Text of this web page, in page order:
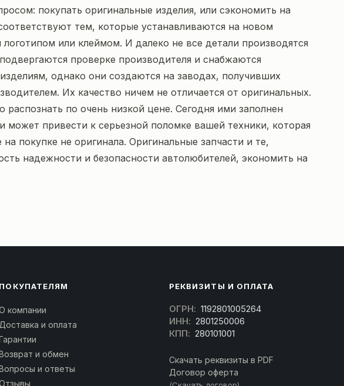
покупать оригинальные изделия, или сэкономить на
тем, которые устанавливаются на новом
или клеймом. И далеко не все детали производятся
проверке производителя и снабжаются
однако они создаются на заводах, получивших
Их качество ничем не отличается от оригинальных.
по очень низкой цене. Сегодня ими заполнен
может привести к серьезной поломке вашей техники, которая
покупке не оригинала. Оригинальные запчасти и те,
надежности и безопасности автолюбителей, экономить на
ПОКУПАТЕЛЯМ
компании
Доставка и оплата
и обмен
и ответы
РЕКВИЗИТЫ И ОПЛАТА
ОГРН: 1192801005264
ИНН: 2801250006
КПП: 280101001
Скачать реквизиты в PDF
Договор оферта